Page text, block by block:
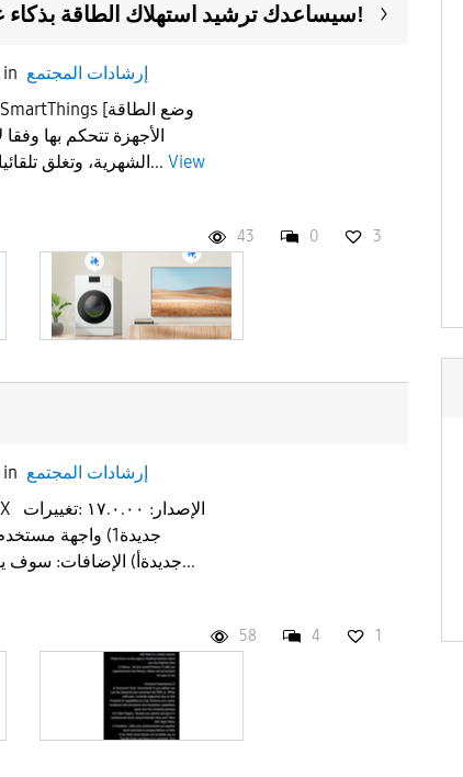
سيساعدك ترشيد استهلاك الطاقة بذكاء على تقليل فواتير الكهرباء!
in إرشادات المجتمع
الشهرية، وتغلق تلقائيا عند مغادرتك المنزل لتجنب... View
43 0 3
in إرشادات المجتمع
جديدةأ) الإضافات: سوف يمكنك من خلاله الاطلاع على...
58 4 1